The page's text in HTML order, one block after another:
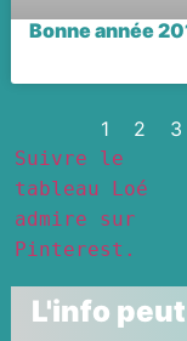
Bonne année
1 2 3
Suivre le
tableau Loé
admire sur
Pinterest.
L'info